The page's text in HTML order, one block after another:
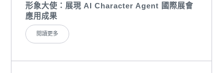
形象大使：展現 AI Character Agent 國際展會
應用成果
閱讀更多